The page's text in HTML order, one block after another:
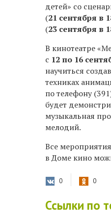
детей» со
(21 сентября в
(23 сентября в
В кинотеатре
с 12 по 16
научиться
техниках
по телефону
будет
музыкальная
мелодий.
Все
в Доме кино
0 0
Ссылки по